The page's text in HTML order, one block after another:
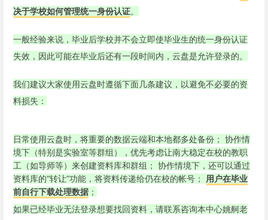
决于学校如何管理统一身份认证。
一般经验来说，毕业后学校并不会立即使毕业生的统一身份认证
失效，因此可能在毕业后还有一段时间内，云盘是允许登录的。
我们建议大家使用云盘时遵循下面几条建议，以避免不必要的资
料损失：
日常使用云盘时，将重要的数据云端和本地都多处备份； 协作情
境下（特别是实验室等群组），优先考虑让南大稳定在校的教职
工（如导师等）来创建资料库和群组； 协作情境下，还可以通过
资料库的“转让”功能，将资料传递给仍在校的帐号；
用户在毕业
前自行下载处理数据 ；
如果已经毕业无法登录想要找回资料，请联系咨询本中心姚舸老